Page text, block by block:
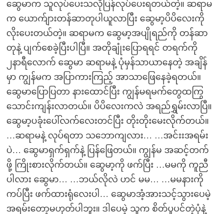
ဆွေမာက သူလုပ်ပေးသလိုပြန်လုပ်ပေးရတယ်တဲ့။ ဆရာမ
က ယောက်ျားတန်ဆာတုပါယူလာပြီး ဆွေမာ့ပိပိလေးကို
လိုးပေးတယ်တဲ့။ ဆရာမက ဆွေမာ့အပျိုရည်ကို တန်ဆာ
တုနဲ့ ပျက်စေခဲ့ပြီးပါပြီ။ အတိုချုံးပြောရရင် တရက်ကို
၂နာရီလောက် ဆွေမာ ဆရာမနဲ့ ပုံမှန်သာယာနေတဲ့ အချိန်
မှာ ကျွန်မက အပြာကားကြည့် အာသာဖြေနေခဲ့ရတယ်။
ဆွေမာပြောပြတာ နားထောင်ပြီး ကျွန်မရမက်တွေထကြွ
သောင်းကျန်းလာတယ်။ ပိပိလေးကလဲ အရည်ရွှမ်းလာပြီ။
ဆွေမာ့ပခုံးပေါ်လက်လေးတင်ပြီး တိုးတိုးမေးလိုက်တယ်။
…ဆရာမနဲ့ လုပ်ရတာ သဘောကျလား… …အင်းးအရမ်း
ပဲ… ဆွေမာရှက်ရှက်နဲ့ ပြန်ဖြေတယ်။ ကျွန်မ အဆင့်တက်
ဖို့ ကြိုးစားလိုက်တယ်။ ဆွေမာ့ကို ဖက်ပြီး …မမကို ကူညီ
ပါလား ဆွေမာ… …ဘယ်လိုလဲ ဟင် မမ… …မမနားကို
ကပ်ပြီး ဖက်ထားရုံလေးပါ… ဆွေမာအံ့အားသင့်သွားပေမဲ့
အရမ်းတော့မဟုတ်ပါဘူး။ ဒါပေမဲ့ သူက စိတ်ပူပင်တဲ့ပုံနဲ့